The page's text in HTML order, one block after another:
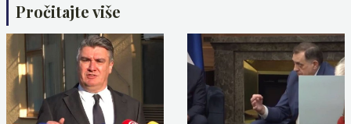
Pročitajte više